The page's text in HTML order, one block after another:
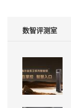
数智评测室